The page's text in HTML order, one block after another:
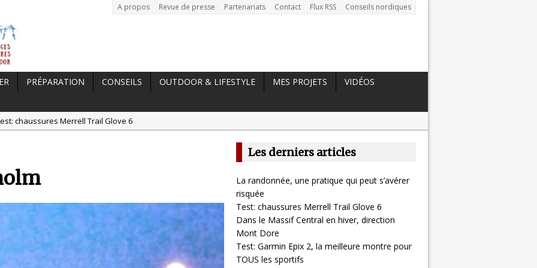
A propos Revue de presse Partenariats Contact Flux RSS Conseils nordiques
PRÉPARATION CONSEILS OUTDOOR & LIFESTYLE MES PROJETS
VIDÉOS
chaussures Merrell Trail Glove 6
chaussures de running Altra Rivera 2
Les derniers articles
La randonnée, une pratique qui peut s’avérer
risquée
Test: chaussures Merrell Trail Glove 6
Dans le Massif Central en hiver, direction
Mont Dore
Test: Garmin Epix 2, la meilleure montre pour
TOUS les sportifs